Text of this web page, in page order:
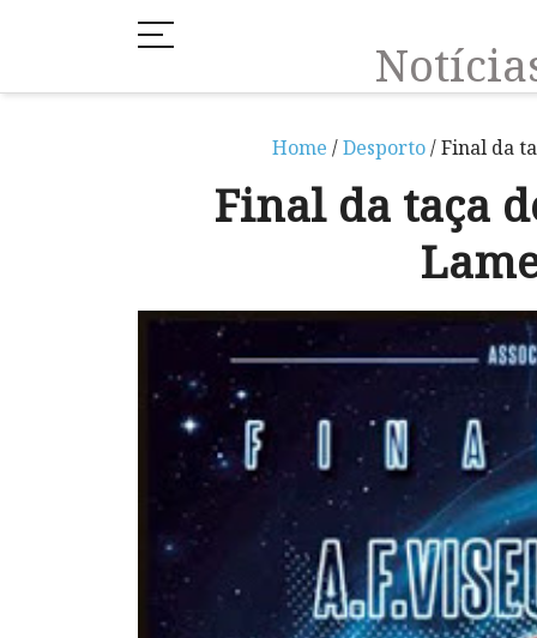
Home /Desporto/ Final da
Final da taça